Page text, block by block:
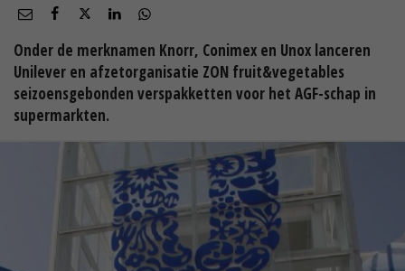
Onder de merknamen Knorr, Conimex en Unox lanceren
Unilever en afzetorganisatie ZON fruit&vegetables
seizoensgebonden verspakketten voor het AGF-schap in
supermarkten.